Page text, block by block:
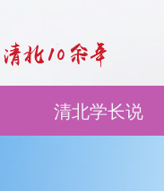
清北学长说